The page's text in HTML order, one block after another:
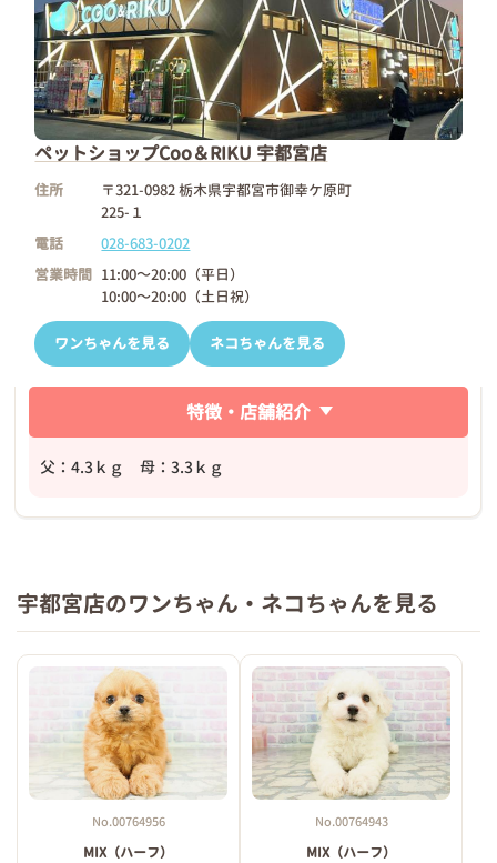
ペットショップCoo＆RIKU 宇都宮店
住所
〒321-0982 栃木県宇都宮市御幸ケ原町
225-１
電話
028-683-0202
営業時間 11:00～20:00（平日）
10:00～20:00（土日祝）
ワンちゃんを見る ネコちゃんを見る
特徴・店舗紹介
父：4.3ｋｇ 母：3.3ｋｇ
宇都宮店のワンちゃん・ネコちゃんを見る
No.00764956
MIX（ハーフ）
No.00764943
MIX（ハーフ）